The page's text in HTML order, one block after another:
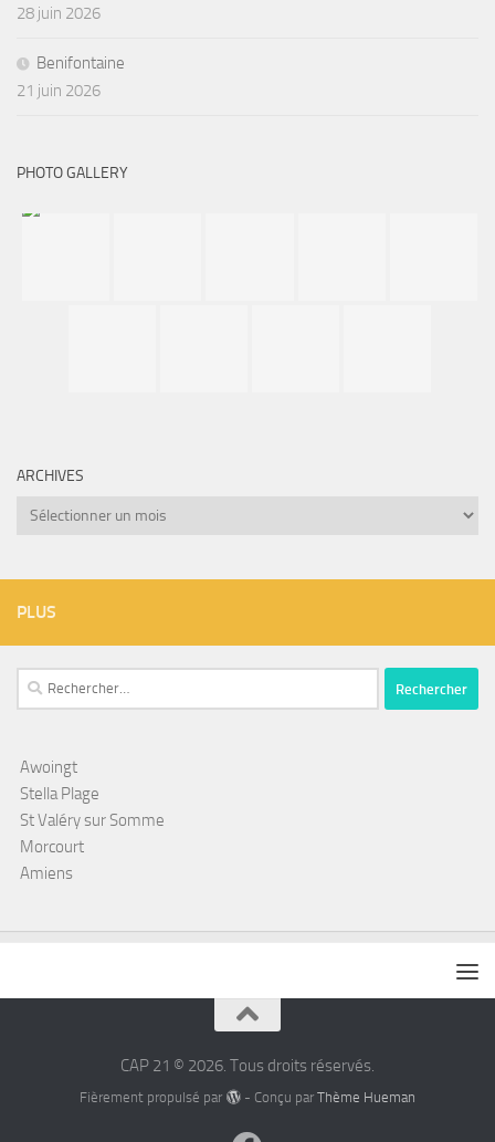
28 juin 2026
Benifontaine
21 juin 2026
PHOTO GALLERY
ARCHIVES
Archives
PLUS
Rechercher :
Awoingt
Stella Plage
St Valéry sur Somme
Morcourt
Amiens
CAP 21 © 2026. Tous droits réservés.
Fièrement propulsé par - Conçu par Thème Hueman